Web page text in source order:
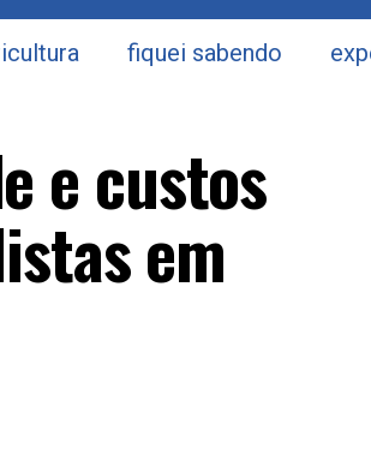
fiquei sabendo
e custos
em